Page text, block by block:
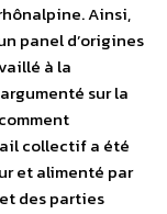
Ainsi,
panel d’origines
à la
sur la
collectif a été
et alimenté par
des parties